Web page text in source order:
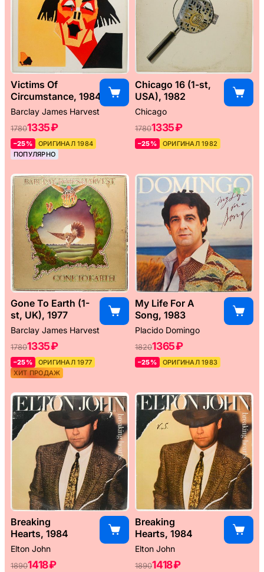
Victims Of
Circumstance, 1984
Barclay James Harvest
17801335 ₽
–25%
ОРИГИНАЛ 1984
ПОПУЛЯРНО
Chicago 16 (1-st,
USA), 1982
Chicago
17801335 ₽
–25% ОРИГИНАЛ 1982
Gone To Earth (1-
st, UK), 1977
Barclay James Harvest
17801335 ₽
–25%
ОРИГИНАЛ 1977
ХИТ ПРОДАЖ
My Life For A
Song, 1983
Placido Domingo
18201365 ₽
–25% ОРИГИНАЛ 1983
Breaking
Hearts, 1984
Elton John
18901418 ₽
Breaking
Hearts, 1984
Elton John
18901418 ₽